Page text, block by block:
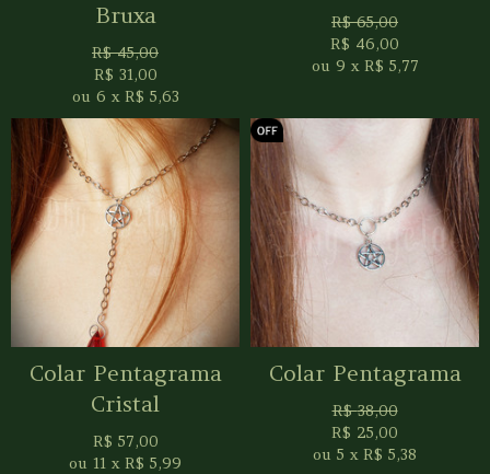
Bruxa
R$45,00
R$ 31,00
ou 6 x R$ 5,63
R$65,00
R$ 46,00
ou 9 x R$ 5,77
Colar Pentagrama
Cristal
R$ 57,00
ou 11 x R$ 5,99
Colar Pentagrama
R$38,00
R$ 25,00
ou 5 x R$ 5,38